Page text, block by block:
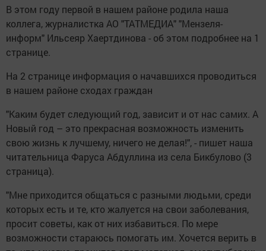
В этом году первой в нашем районе родила наша
коллега, журналистка АО "ТАТМЕДИА" "Мензеля-
информ" Ильсеяр Хаертдинова - об этом подробнее на 1
странице.
На 2 странице информация о начавшихся проводиться
в нашем районе сходах граждан
"Каким будет следующий год, зависит и от нас самих. А
Новый год – это прекрасная возможность изменить
свою жизнь к лучшему, ничего не делая!", - пишет наша
читательница Фаруса Абдуллина из села Бикбулово (3
страница).
"Мне приходится общаться с разными людьми, среди
которых есть и те, кто жалуется на свои заболевания,
просит советы, как от них избавиться. По мере
возможности стараюсь помогать им. Хочется верить в